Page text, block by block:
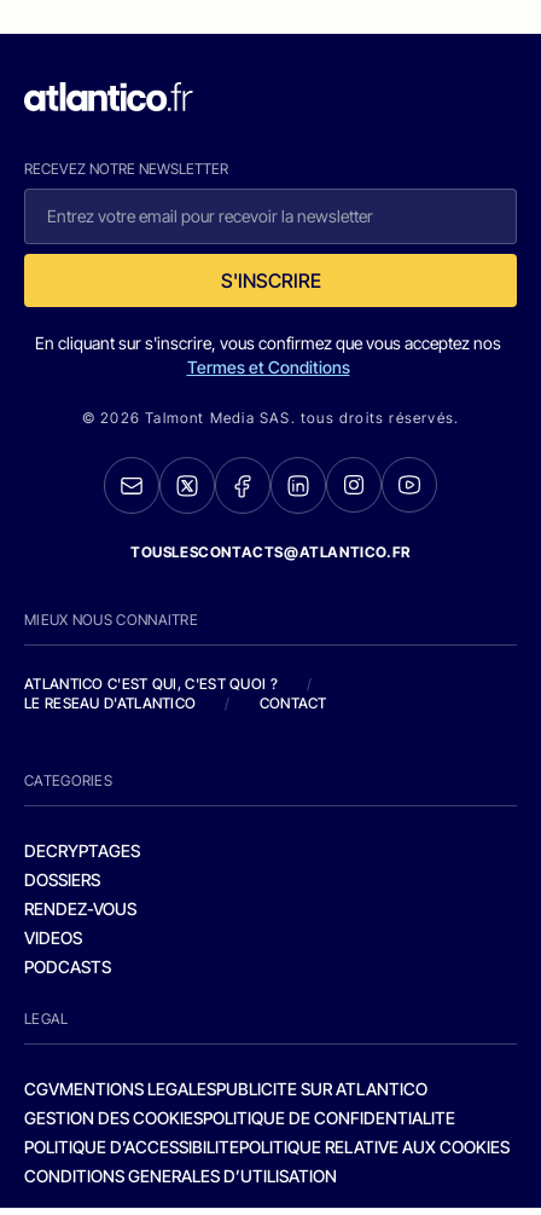
RECEVEZ NOTRE NEWSLETTER
S'INSCRIRE
En cliquant sur s'inscrire, vous confirmez que vous acceptez nos
Termes et Conditions
© 2026 Talmont Media SAS. tous droits réservés.
TOUSLESCONTACTS@ATLANTICO.FR
MIEUX NOUS CONNAITRE
ATLANTICO C'EST QUI, C'EST QUOI ?
/
LE RESEAU D'ATLANTICO
/ CONTACT
CATEGORIES
DECRYPTAGES
DOSSIERS
RENDEZ-VOUS
VIDEOS
PODCASTS
LEGAL
CGVMENTIONS LEGALESPUBLICITE SUR ATLANTICO
GESTION DES COOKIESPOLITIQUE DE CONFIDENTIALITE
POLITIQUE D’ACCESSIBILITEPOLITIQUE RELATIVE AUX COOKIES
CONDITIONS GENERALES D’UTILISATION